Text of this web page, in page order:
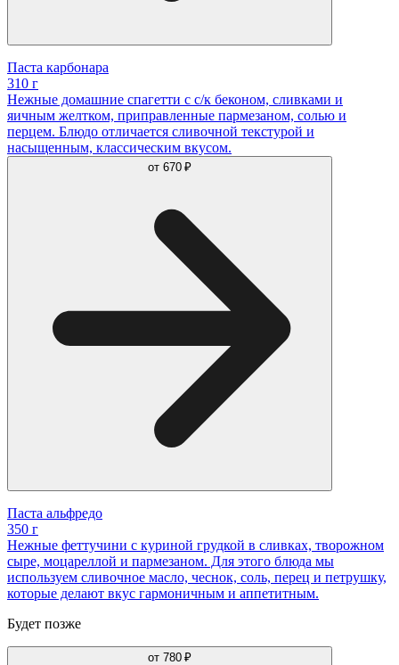
Паста карбонара
310 г
Нежные домашние спагетти с с/к беконом, сливками и
яичным желтком, приправленные пармезаном, солью и
перцем. Блюдо отличается сливочной текстурой и
насыщенным, классическим вкусом.
от 670 ₽
Паста альфредо
350 г
Нежные феттучини с куриной грудкой в сливках, творожном
сыре, моцареллой и пармезаном. Для этого блюда мы
используем сливочное масло, чеснок, соль, перец и петрушку,
которые делают вкус гармоничным и аппетитным.
Будет позже
от 780 ₽